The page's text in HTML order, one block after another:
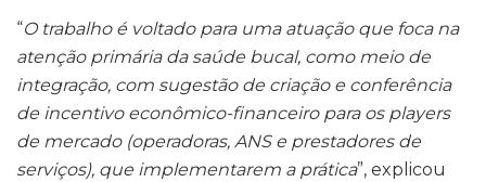
“O trabalho é voltado para uma atuação que foca na
atenção primária da saúde bucal, como meio de
integração, com sugestão de criação e conferência
de incentivo econômico-financeiro para os players
de mercado (operadoras, ANS e prestadores de
serviços), que implementarem a prática”, explicou